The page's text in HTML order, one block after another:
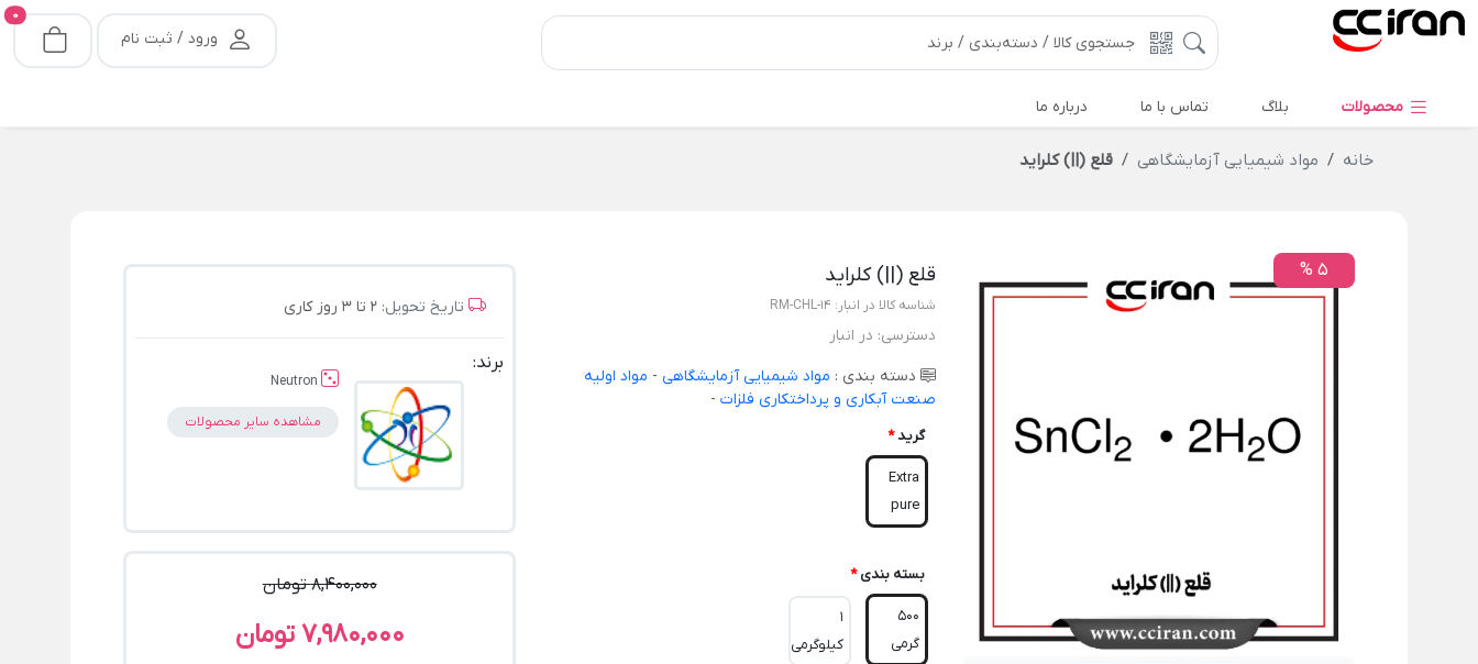
ورود / ثبت نام
0
محصولات بلاگ تماس با ما درباره ما
خانه مواد شیمیایی آزمایشگاهی قلع (||) کلراید
5 % قلع (||) کلراید
شناسه کالا در انبار: RM-CHL-14
دسترسی: در انبار
دسته بندی : مواد شیمیایی آزمایشگاهی - مواد اولیه
صنعت آبکاری و پرداختکاری فلزات -
گرید*
Extra
pure
بسته بندی *
500
گرمی
1
کیلوگرمی
تاریخ تحویل: 2 تا 3 روز کاری
برند:
Neutron
مشاهده سایر محصولات
8,400,000 تومان
7,980,000 تومان